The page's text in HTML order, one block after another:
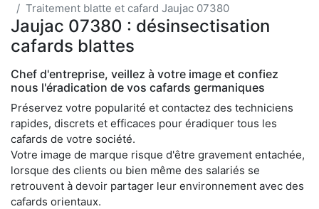
Traitement blatte et cafard Jaujac 07380
Jaujac 07380 : désinsectisation
cafards blattes
Chef d'entreprise, veillez à votre image et confiez
nous l'éradication de vos cafards germaniques
Préservez votre popularité et contactez des techniciens
rapides, discrets et efficaces pour éradiquer tous les
cafards de votre société.
Votre image de marque risque d'être gravement entachée,
lorsque des clients ou bien même des salariés se
retrouvent à devoir partager leur environnement avec des
cafards orientaux.